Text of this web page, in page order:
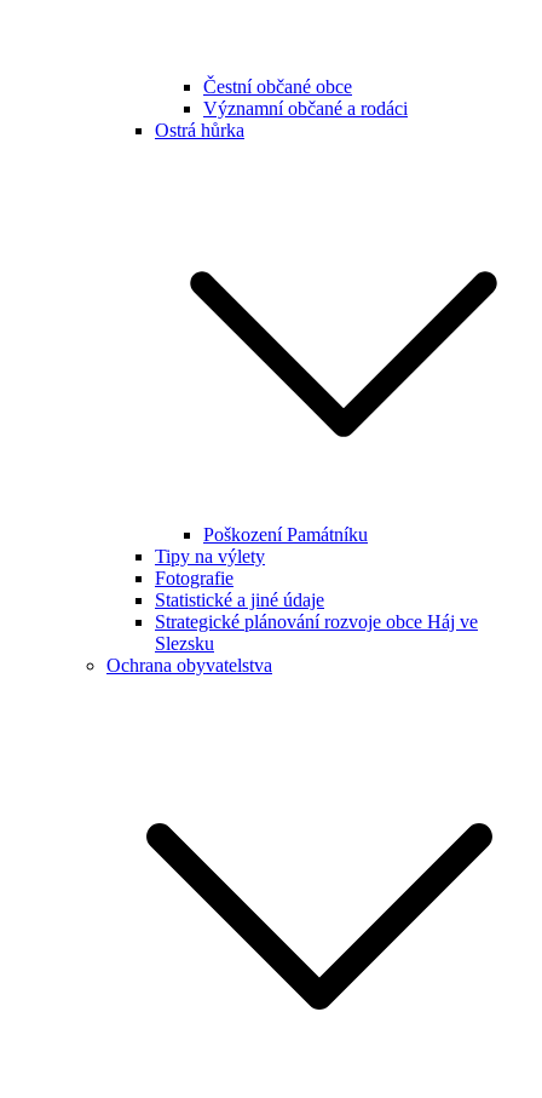
Čestní občané obce
Významní občané a rodáci
Ostrá hůrka
Poškození Památníku
Tipy na výlety
Fotografie
Statistické a jiné údaje
Strategické plánování rozvoje obce Háj ve
Slezsku
Ochrana obyvatelstva